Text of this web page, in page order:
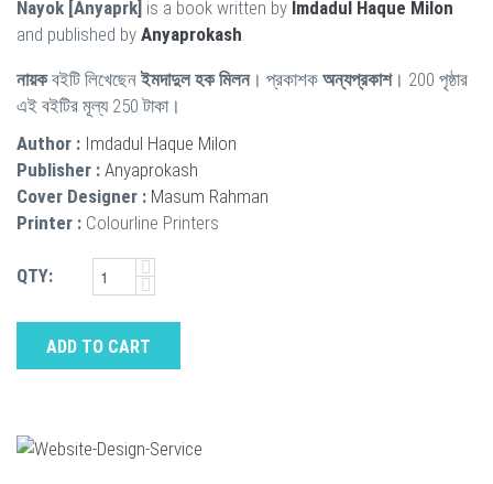
Nayok [Anyaprk] is a book written by Imdadul Haque Milon
and published by Anyaprokash
নায়কবইটি লিখেছেনইমদাদুল হক মিলন। প্রকাশক অন্যপ্রকাশ। 200 পৃষ্ঠার
এই বইটির মূল্য 250 টাকা।
Author : Imdadul Haque Milon
Publisher : Anyaprokash
Cover Designer : Masum Rahman
Printer : Colourline Printers
QTY:
ADD TO CART